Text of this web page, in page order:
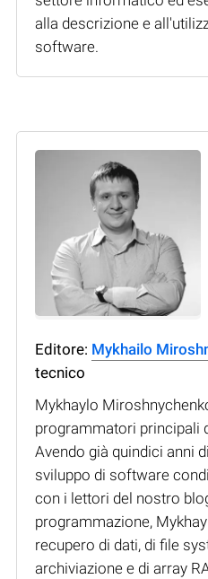
alla descrizione e
software.
Editore: Mykhailo
tecnico
Mykhaylo
programmatori principali
Avendo già quindici anni
sviluppo di software
con i lettori del nostro
programmazione,
recupero di dati, di file
archiviazione e di array